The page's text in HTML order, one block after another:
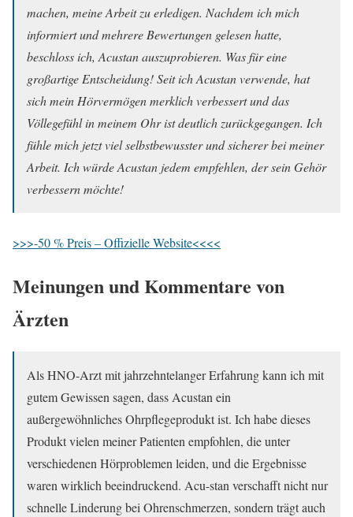
machen, meine Arbeit zu erledigen. Nachdem ich mich
informiert und mehrere Bewertungen gelesen hatte,
beschloss ich, Acustan auszuprobieren. Was für eine
großartige Entscheidung! Seit ich Acustan verwende, hat
sich mein Hörvermögen merklich verbessert und das
Völlegefühl in meinem Ohr ist deutlich zurückgegangen. Ich
fühle mich jetzt viel selbstbewusster und sicherer bei meiner
Arbeit. Ich würde Acustan jedem empfehlen, der sein Gehör
verbessern möchte!
>>>-50 % Preis – Offizielle Website<<<<
Meinungen und Kommentare von
Ärzten
Als HNO-Arzt mit jahrzehntelanger Erfahrung kann ich mit
gutem Gewissen sagen, dass Acustan ein
außergewöhnliches Ohrpflegeprodukt ist. Ich habe dieses
Produkt vielen meiner Patienten empfohlen, die unter
verschiedenen Hörproblemen leiden, und die Ergebnisse
waren wirklich beeindruckend. Acu-stan verschafft nicht nur
schnelle Linderung bei Ohrenschmerzen, sondern trägt auch